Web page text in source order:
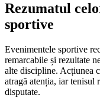
Rezumatul
sportive
Evenimentele sportive
remarcabile și rezultate
alte discipline. Acțiunea
atragă atenția, iar tenisul
disputate.